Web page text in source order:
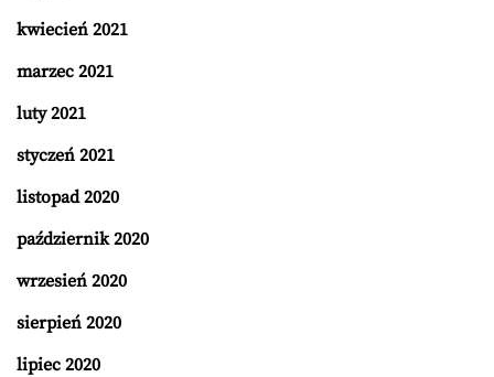
kwiecień 2021
marzec 2021
luty 2021
styczeń 2021
listopad 2020
październik 2020
wrzesień 2020
sierpień 2020
lipiec 2020